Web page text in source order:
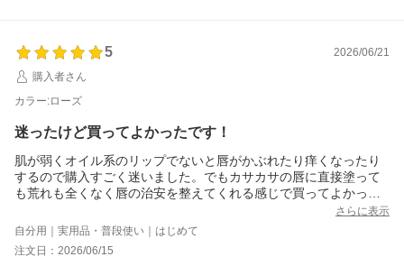
5
2026/06/21
購入者さん
カラー:ローズ
迷ったけど買ってよかったです！
肌が弱くオイル系のリップでないと唇がかぶれたり痒くなったり
するので購入すごく迷いました。でもカサカサの唇に直接塗って
も荒れも全くなく唇の治安を整えてくれる感じで買ってよかった
です！そして「いい物を使ってる?感」が使う度感じられて塗る度
に嬉しいです^^
着け心地は香りはなく、ほんの少しプランパーみたいなスースー
感があって舌が当たると甘い感じがしますが、個人的には気にな
さらに表示
自分用｜実用品・普段使い｜はじめて
注文日：2026/06/15